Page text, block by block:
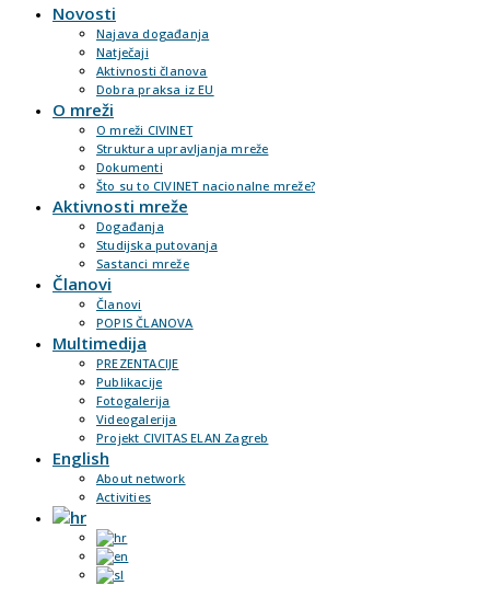
Novosti
Najava događanja
Natječaji
Aktivnosti članova
Dobra praksa iz EU
O mreži
O mreži CIVINET
Struktura upravljanja mreže
Dokumenti
Što su to CIVINET nacionalne mreže?
Aktivnosti mreže
Događanja
Studijska putovanja
Sastanci mreže
Članovi
Članovi
POPIS ČLANOVA
Multimedija
PREZENTACIJE
Publikacije
Fotogalerija
Videogalerija
Projekt CIVITAS ELAN Zagreb
English
About network
Activities